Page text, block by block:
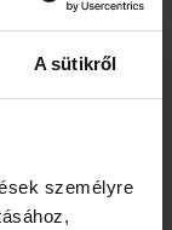
A sütikről
személyre